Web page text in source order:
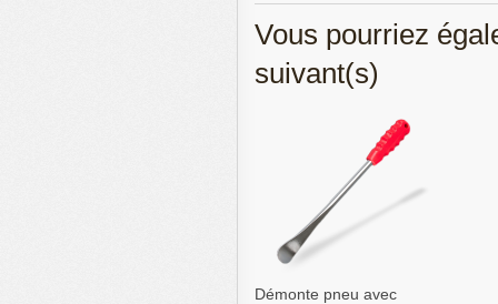
Vous pourriez
suivant(s)
Démonte pneu avec